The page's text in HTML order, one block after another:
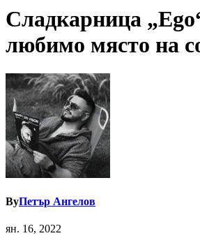
Сладкарница
любимо място на
ByПетър Ангелов
ян. 16, 2022